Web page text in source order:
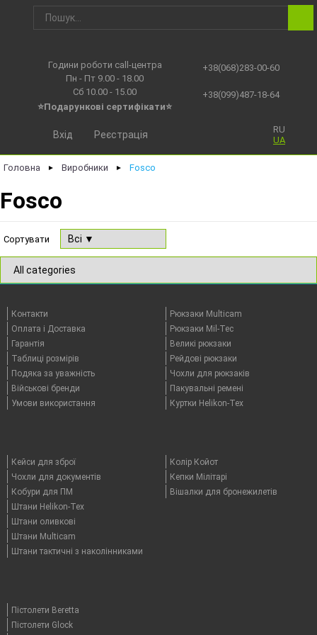
Години роботи call-центра
Пн - Пт 9.00 - 18.00
Сб 10.00 - 15.00
⭐Подарункові сертифікати⭐
+38(068)283-00-60
+38(099)487-18-64
RU
UA
Вхід Реєстрація
Головна ► Виробники ► Fosco
Fosco
Сортувати
Контакти
Оплата i Доставка
Гарантія
Таблицi розмірів
Подяка за уважність
Військові бренди
Умови використання
Рюкзаки Multicam
Рюкзаки Mil-Tec
Великі рюкзаки
Рейдові рюкзаки
Чохли для рюкзаків
Пакувальні ремені
Куртки Helikon-Tex
Кейси для зброї
Чохли для документів
Кобури для ПМ
Штани Helikon-Tex
Штани оливкові
Штани Multicam
Штани тактичні з наколінниками
Колір Койот
Кепки Мілітарі
Вішалки для бронежилетів
Пістолети Beretta
Пістолети Glock